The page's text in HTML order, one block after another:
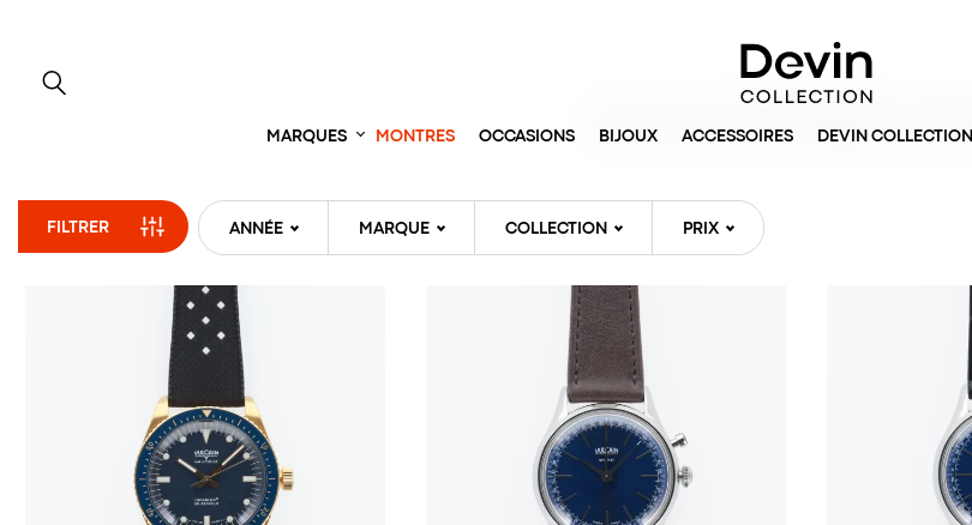
MARQUES MONTRES OCCASIONS BIJOUX ACCESSOIRES DEVIN COLLECTION
FILTRER ANNÉE MARQUE COLLECTION PRIX